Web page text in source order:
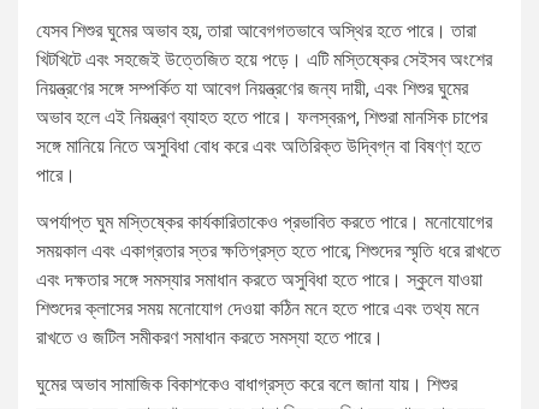
যেসব শিশুর ঘুমের অভাব হয়, তারা আবেগগতভাবে অস্থির হতে পারে। তারা
খিটখিটে এবং সহজেই উত্তেজিত হয়ে পড়ে। এটি মস্তিষ্কের সেইসব অংশের
নিয়ন্ত্রণের সঙ্গে সম্পর্কিত যা আবেগ নিয়ন্ত্রণের জন্য দায়ী, এবং শিশুর ঘুমের
অভাব হলে এই নিয়ন্ত্রণ ব্যাহত হতে পারে। ফলস্বরূপ, শিশুরা মানসিক চাপের
সঙ্গে মানিয়ে নিতে অসুবিধা বোধ করে এবং অতিরিক্ত উদ্বিগ্ন বা বিষণ্ণ হতে
পারে।
অপর্যাপ্ত ঘুম মস্তিষ্কের কার্যকারিতাকেও প্রভাবিত করতে পারে। মনোযোগের
সময়কাল এবং একাগ্রতার স্তর ক্ষতিগ্রস্ত হতে পারে; শিশুদের স্মৃতি ধরে রাখতে
এবং দক্ষতার সঙ্গে সমস্যার সমাধান করতে অসুবিধা হতে পারে। স্কুলে যাওয়া
শিশুদের ক্লাসের সময় মনোযোগ দেওয়া কঠিন মনে হতে পারে এবং তথ্য মনে
রাখতে ও জটিল সমীকরণ সমাধান করতে সমস্যা হতে পারে।
ঘুমের অভাব সামাজিক বিকাশকেও বাধাগ্রস্ত করে বলে জানা যায়। শিশুর